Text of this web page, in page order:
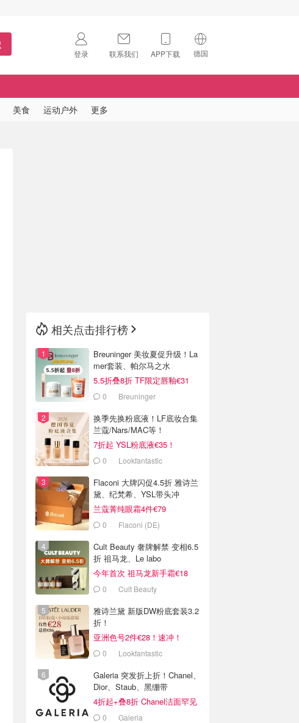
登录 联系我们 APP下载 德国
🇺🇸
美食 运动户外 更多
相关点击排行榜
Breuninger 美妆夏促升级！La
mer套装、帕尔马之水
5.5折叠8折 TF限定唇釉€31
0 Breuninger
换季先换粉底液！LF底妆合集
兰蔻/Nars/MAC等！
7折起 YSL粉底液€35！
0 Lookfantastic
Flaconi 大牌闪促4.5折 雅诗兰
黛、纪梵希、YSL带头冲
兰蔻菁纯眼霜4件€79
0 Flaconi (DE)
Cult Beauty 奢牌解禁 变相6.5
折 祖马龙、Le labo
今年首次 祖马龙新手霜€18
0 Cult Beauty
雅诗兰黛 新版DW粉底套装3.2
折！
亚洲色号2件€28！速冲！
0 Lookfantastic
Galeria 突发折上折！Chanel、
Dior、Staub、黑绷带
4折起+叠8折 Chanel洁面罕见
€430 Galeria